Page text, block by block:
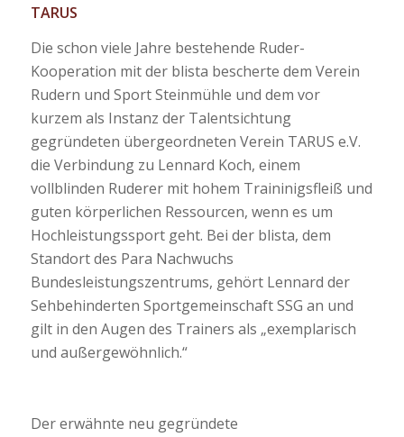
TARUS
Die schon viele Jahre bestehende Ruder-
Kooperation mit der blista bescherte dem Verein
Rudern und Sport Steinmühle und dem vor
kurzem als Instanz der Talentsichtung
gegründeten übergeordneten Verein TARUS e.V.
die Verbindung zu Lennard Koch, einem
vollblinden Ruderer mit hohem Traininigsfleiß und
guten körperlichen Ressourcen, wenn es um
Hochleistungssport geht. Bei der blista, dem
Standort des Para Nachwuchs
Bundesleistungszentrums, gehört Lennard der
Sehbehinderten Sportgemeinschaft SSG an und
gilt in den Augen des Trainers als „exemplarisch
und außergewöhnlich.“
Der erwähnte neu gegründete